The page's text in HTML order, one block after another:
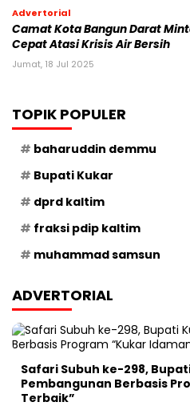
Advertorial
Camat Kota Bangun Darat
Cepat Atasi Krisis Air Bersih
Jumat, 18 Jul 2025
TOPIK POPULER
baharuddin demmu
Bupati Kukar
dprd kaltim
fraksi pdip kaltim
muhammad samsun
ADVERTORIAL
Safari Subuh ke-298,
Pembangunan Berbasis
Terbaik”